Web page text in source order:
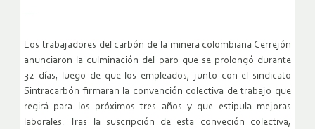
—-
Los trabajadores del carbón de la minera colombiana Cerrejón
anunciaron la culminación del paro que se prolongó durante
32 días, luego de que los empleados, junto con el sindicato
Sintracarbón firmaran la convención colectiva de trabajo que
regirá para los próximos tres años y que estipula mejoras
laborales. Tras la suscripción de esta conveción colectiva,